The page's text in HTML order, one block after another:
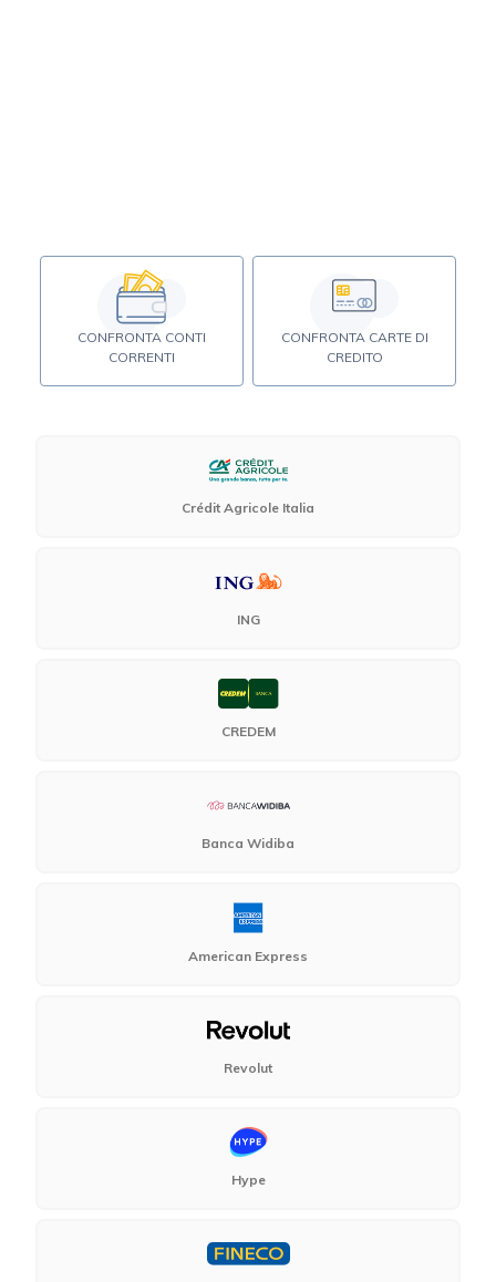
CONFRONTA CONTI
CORRENTI
CONFRONTA CARTE DI
CREDITO
Crédit Agricole Italia
ING
CREDEM
Banca Widiba
American Express
Revolut
Hype